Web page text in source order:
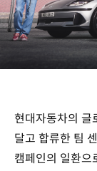
현대자동차의 글
달고 합류한 팀
캠페인의 일환으